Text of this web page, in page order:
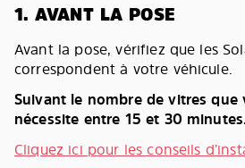
1. AVANT LA POSE
Avant la pose, vérifiez que les
correspondent à votre véhicule.
Suivant le nombre de vitres que
nécessite entre 15 et 30 minutes.
Cliquez ici pour les conseils